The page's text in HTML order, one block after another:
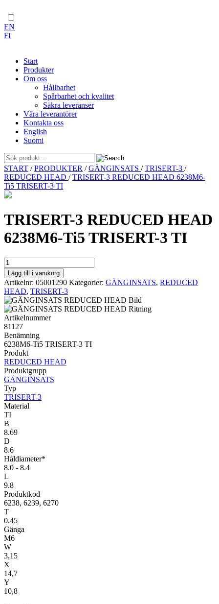
EN
FI
Start
Produkter
Om oss
Hållbarhet
Spårbarhet och kvalitet
Säkra leveranser
Våra leverantörer
Kontakta oss
English
Suomi
Skip
to
content
START /PRODUKTER /GÄNGINSATS /TRISERT-3 /
REDUCED HEAD /TRISERT-3 REDUCED HEAD 6238M6-
Ti5 TRISERT-3 TI
TRISERT-3 REDUCED HEAD
6238M6-Ti5 TRISERT-3 TI
TRISERT-
3
REDUCED
HEAD
6238M6-
Ti5
TRISERT-
3
TI
mängd
Lägg till i varukorg
Artikelnr: 05001290 Kategorier: GÄNGINSATS, REDUCED
HEAD, TRISERT-3
Artikelnummer
81127
Benämning
6238M6-Ti5 TRISERT-3 TI
Produkt
REDUCED HEAD
Produktgrupp
GÄNGINSATS
Typ
TRISERT-3
Material
TI
B
8.69
D
8.6
Håldiameter*
8.0 - 8.4
L
9.8
Produktkod
6238, 6239, 6270
T
0.45
Gänga
M6
W
3,15
X
14,7
Y
10,8